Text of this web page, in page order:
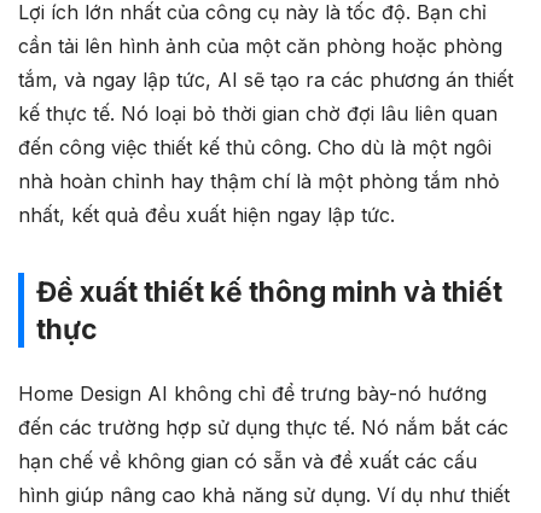
Lợi ích lớn nhất của công cụ này là tốc độ. Bạn chỉ
cần tải lên hình ảnh của một căn phòng hoặc phòng
tắm, và ngay lập tức, AI sẽ tạo ra các phương án thiết
kế thực tế. Nó loại bỏ thời gian chờ đợi lâu liên quan
đến công việc thiết kế thủ công. Cho dù là một ngôi
nhà hoàn chỉnh hay thậm chí là một phòng tắm nhỏ
nhất, kết quả đều xuất hiện ngay lập tức.
Đề xuất thiết kế thông minh và thiết
thực
Home Design AI không chỉ để trưng bày-nó hướng
đến các trường hợp sử dụng thực tế. Nó nắm bắt các
hạn chế về không gian có sẵn và đề xuất các cấu
hình giúp nâng cao khả năng sử dụng. Ví dụ như thiết